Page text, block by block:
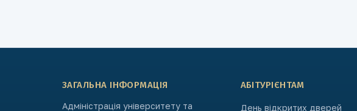
ЗАГАЛЬНА ІНФОРМАЦІЯ
Адміністрація університету та
АБІТУРІЄНТАМ
День відкритих дверей